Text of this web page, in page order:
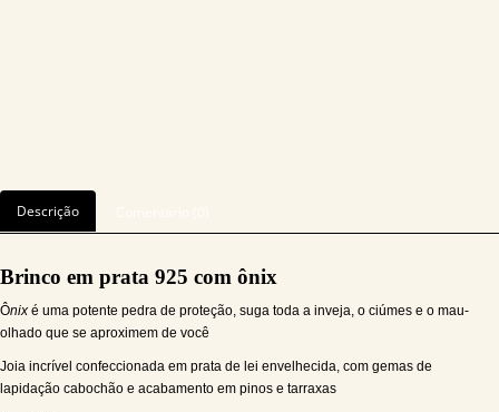
Descrição
Brinco em prata 925 com ônix
Ônix é uma potente pedra de proteção, suga toda a inveja, o ciúmes e o mau-
olhado que se aproximem de você
Joia incrível confeccionada em prata de lei envelhecida, com gemas de
lapidação cabochão e acabamento em pinos e tarraxas